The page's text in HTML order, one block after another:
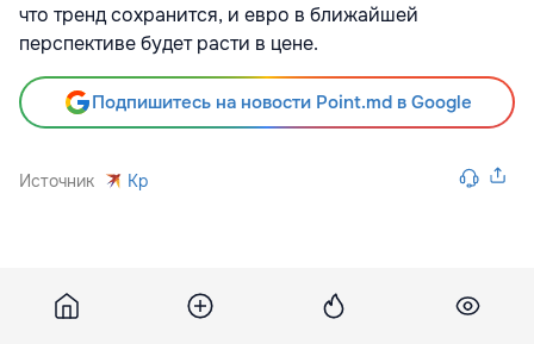
что тренд сохранится, и евро в ближайшей
перспективе будет расти в цене.
Подпишитесь на новости Point.md в Google
Источник Kp